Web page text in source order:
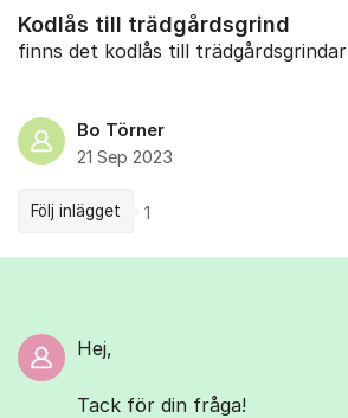
Kodlås till trädgårdsgrind
finns det kodlås till trädgårdsgrindar
Bo Törner
21 Sep 2023
Följ inlägget 1
Hej,
Tack för din fråga!